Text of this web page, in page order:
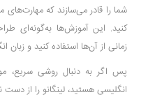
شما را قادر می‌سازند که
کنید. این آموزش‌ها به‌گونه‌ای
زمانی از آن‌ها استفاده کنید و زبان
پس اگر به دنبال روشی سریع،
انگلیسی هستید، لینگانو را از دست